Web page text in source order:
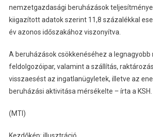
nemzetgazdasági beruházások
kiigazított adatok szerint 11,8 százalékkal
év azonos időszakához viszonyítva.
A beruházások csökkenéséhez a legnagyobb
feldolgozóipar, valamint a szállítás,
visszaesést az ingatlanügyletek, illetve az
beruházási aktivitása mérsékelte – írta a KSH.
(MTI)